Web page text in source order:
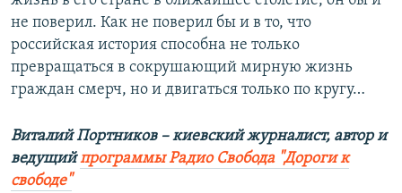
не поверил. Как не поверил бы и в то, что
российская история способна не только
превращаться в сокрушающий мирную жизнь
граждан смерч, но и двигаться только по кругу…
Виталий Портников – киевский журналист, автор и
ведущийпрограммы Радио Свобода "Дороги к
свободе"